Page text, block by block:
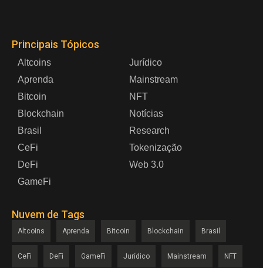
Principais Tópicos
Altcoins
Aprenda
Bitcoin
Blockchain
Brasil
CeFi
DeFi
GameFi
Jurídico
Mainstream
NFT
Notícias
Research
Tokenização
Web 3.0
Nuvem de Tags
Altcoins Aprenda Bitcoin Blockchain Brasil
CeFi DeFi GameFi Jurídico Mainstream NFT